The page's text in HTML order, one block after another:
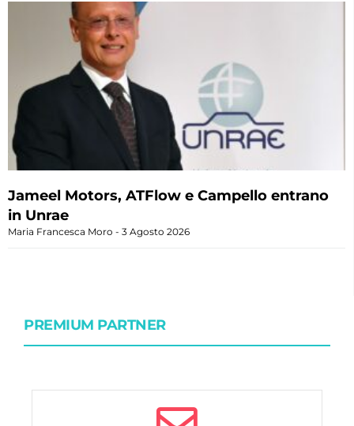
Jameel Motors, ATFlow e Campello entrano
in Unrae
Maria Francesca Moro 3 Agosto 2026
PREMIUM PARTNER